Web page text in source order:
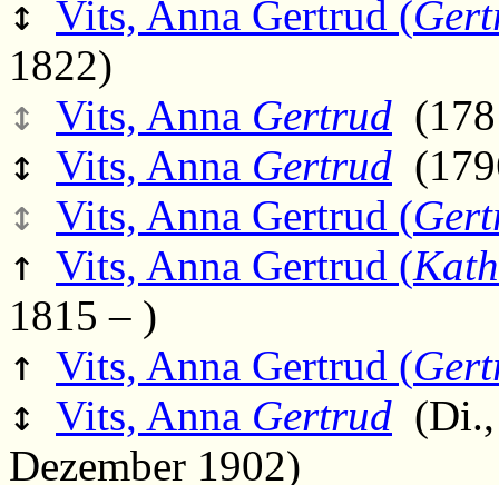
↕ Vits, Anna Gertrud (
1822)
↕ Vits, Anna Gertrud
↕ Vits, Anna Gertrud
↕ Vits, Anna Gertrud (
↑ Vits, Anna Gertrud (
1815 – )
↑ Vits, Anna Gertrud (
↕ Vits, Anna Gertrud
Dezember 1902)